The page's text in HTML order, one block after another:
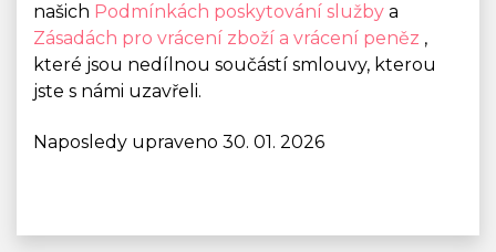
našich Podmínkách poskytování služby a
Zásadách pro vrácení zboží a vrácení peněz ,
které jsou nedílnou součástí smlouvy, kterou
jste s námi uzavřeli.
Naposledy upraveno 30. 01. 2026